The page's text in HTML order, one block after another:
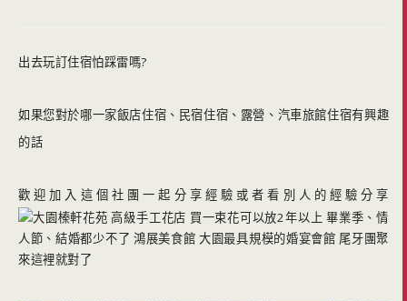
出去玩訂住宿怕踩雷嗎?
如果您對於哪一家飯店住宿、民宿住宿、露營、汽車旅館住宿有興趣
的話
歡迎加入這個社團一起分享經驗或者看別人的經驗分享